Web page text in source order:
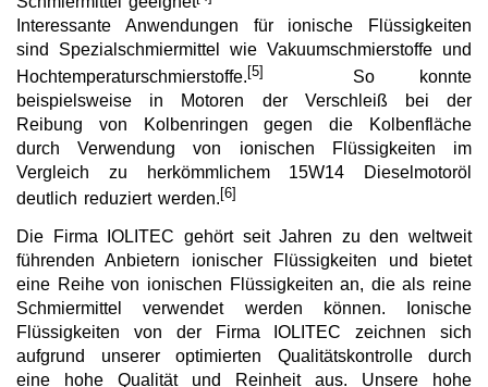
Karriere
Kontakt
Interessante Anwendungen für ionische Flüssigkeiten
sind Spezialschmiermittel wie Vakuumschmierstoffe und
Hochtemperaturschmierstoffe.[5]
So konnte
beispielsweise in Motoren der Verschleiß bei der
Reibung von Kolbenringen gegen die Kolbenfläche
durch Verwendung von ionischen Flüssigkeiten im
Vergleich zu herkömmlichem 15W14 Dieselmotoröl
deutlich reduziert werden.[6]
Die Firma IOLITEC gehört seit Jahren zu den weltweit
führenden Anbietern ionischer Flüssigkeiten und bietet
eine Reihe von ionischen Flüssigkeiten an, die als reine
Schmiermittel verwendet werden können. Ionische
Flüssigkeiten von der Firma IOLITEC zeichnen sich
aufgrund unserer optimierten Qualitätskontrolle durch
eine hohe Qualität und Reinheit aus. Unsere hohe